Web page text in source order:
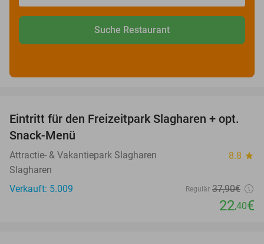
Suche Restaurant
41%
Eintritt für den Freizeitpark Slagharen + opt.
Snack-Menü
Attractie- & Vakantiepark Slagharen 8.8 star
Slagharen
Verkauft: 5.009
Regulär 37,90€
22,40€